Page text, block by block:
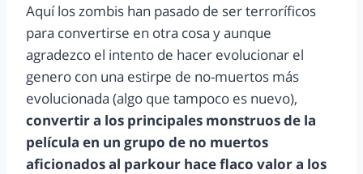
Aquí los zombis han pasado de ser terroríficos
para convertirse en otra cosa y aunque
agradezco el intento de hacer evolucionar el
genero con una estirpe de no-muertos más
evolucionada (algo que tampoco es nuevo),
convertir a los principales monstruos de la
película en un grupo de no muertos
aficionados al parkour hace flaco valor a los